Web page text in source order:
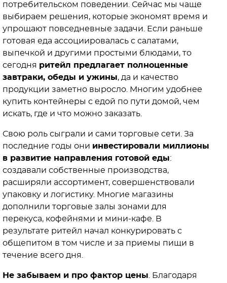
потребительском поведении. Сейчас мы чаще
выбираем решения, которые экономят время и
упрощают повседневные задачи. Если раньше
готовая еда ассоциировалась с салатами,
выпечкой и другими простыми блюдами, то
сегодня ритейл предлагает полноценные
завтраки, обеды и ужины, да и качество
продукции заметно выросло. Многим удобнее
купить контейнеры с едой по пути домой, чем
искать, где и что можно заказать.
Свою роль сыграли и сами торговые сети. За
последние годы они инвестировали миллионы
в развитие направления готовой еды:
создавали собственные производства,
расширяли ассортимент, совершенствовали
упаковку и логистику. Многие магазины
дополнили торговые залы зонами для
перекуса, кофейнями и мини-кафе. В
результате ритейл начал конкурировать с
общепитом в том числе и за приемы пищи в
течение всего дня.
Не забываем и про фактор цены . Благодаря